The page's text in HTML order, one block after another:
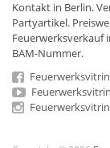
Kontakt in Berlin.
Partyartikel.
Feuerwerksverkauf
BAM-Nummer.